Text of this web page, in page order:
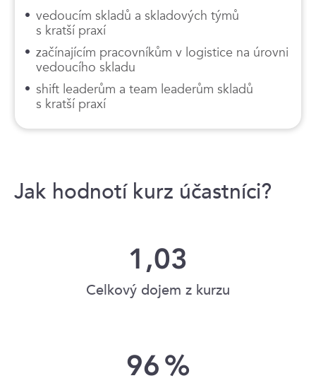
vedoucím skladů a skladových týmů
s kratší praxí
začínajícím pracovníkům v logistice na úrovni
vedoucího skladu
shift leaderům a team leaderům skladů
s kratší praxí
Jak hodnotí kurz účastníci?
1,03
Celkový dojem z kurzu
96%